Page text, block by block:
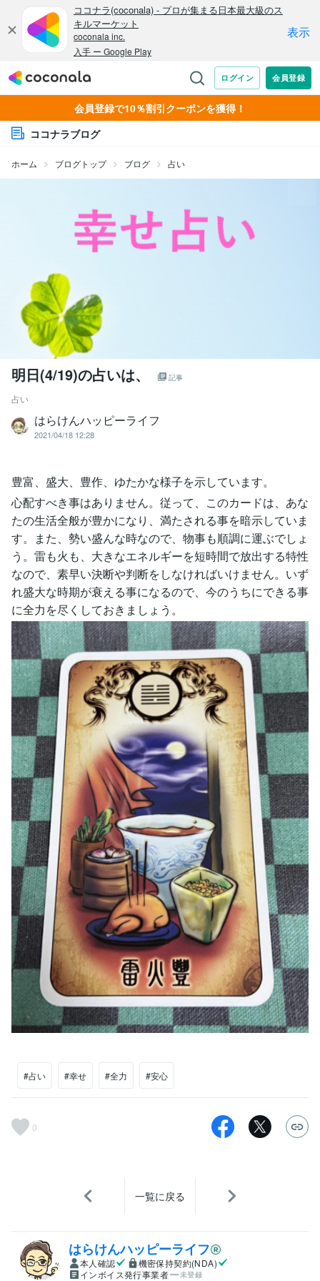
会員登録で10％割引クーポンを獲得！
ココナラブログ
ホーム ブログトップ ブログ 占い
明日(4/19)の占いは、 記事
占い
はらけんハッピーライフ
2021/04/18 12:28
豊富、盛大、豊作、ゆたかな様子を示しています。
心配すべき事はありません。従って、このカードは、あな
たの生活全般が豊かになり、満たされる事を暗示していま
す。また、勢い盛んな時なので、物事も順調に運ぶでしょ
う。雷も火も、大きなエネルギーを短時間で放出する特性
なので、素早い決断や判断をしなければいけません。いず
れ盛大な時期が衰える事になるので、今のうちにできる事
に全力を尽くしておきましょう。
#占い #幸せ #全力 #安心
0
一覧に戻る
はらけんハッピーライフ
本人確認
機密保持契約(NDA)
インボイス発行事業者
未登録